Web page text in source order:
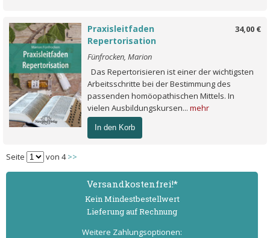
34,00 €
Praxisleitfaden
Repertorisation
Fünfrocken, Marion
Das Repertorisieren ist einer der wichtigsten
Arbeitsschritte bei der Bestimmung des
passenden homöopathischen Mittels. In
vielen Ausbildungskursen... mehr
In den Korb
Seite von 4>>
Versand­kostenfrei!*
Kein Mindest­bestell­wert
Lieferung auf Rechnung
Weitere Zahlungs­optionen: